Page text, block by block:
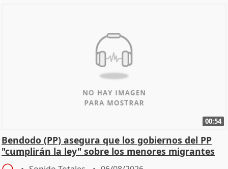
00:54
Bendodo (PP) asegura que los gobiernos del PP
"cumplirán la ley" sobre los menores migrantes